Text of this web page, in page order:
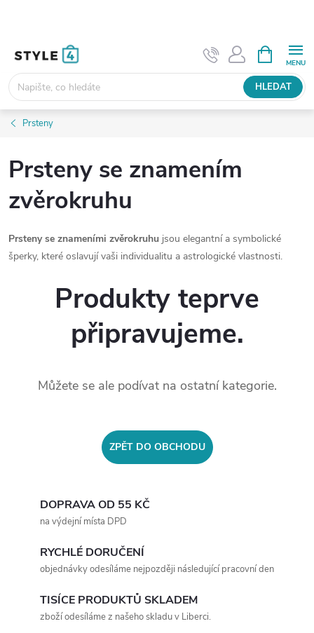
HLEDAT
NÁKUPNÍ
KOŠÍK
Prsteny
Prsteny se znamením
zvěrokruhu
Prsteny se znameními zvěrokruhu jsou elegantní a symbolické
šperky, které oslavují vaši individualitu a astrologické vlastnosti.
Produkty teprve
připravujeme.
Můžete se ale podívat na ostatní kategorie.
ZPĚT DO OBCHODU
DOPRAVA OD 55 KČ
na výdejní místa DPD
RYCHLÉ DORUČENÍ
objednávky odesíláme nejpozději následující pracovní den
TISÍCE PRODUKTŮ SKLADEM
zboží odesíláme z našeho skladu v Liberci.